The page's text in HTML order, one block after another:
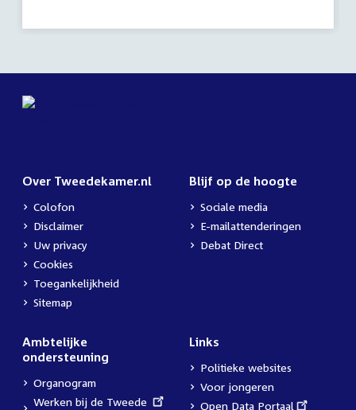
Over Tweedekamer.nl
Colofon
Disclaimer
Uw privacy
Cookies
Toegankelijkheid
Sitemap
Blijf op de hoogte
Sociale media
E-mailattenderingen
Debat Direct
Ambtelijke
ondersteuning
Organogram
External
Werken bij de Tweede
Links
Politieke websites
Voor jongeren
External
Open Data Portaal